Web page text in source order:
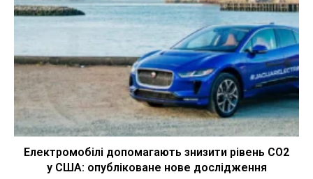
Електромобілі допомагають знизити рівень CO2
у США: опубліковане нове дослідження